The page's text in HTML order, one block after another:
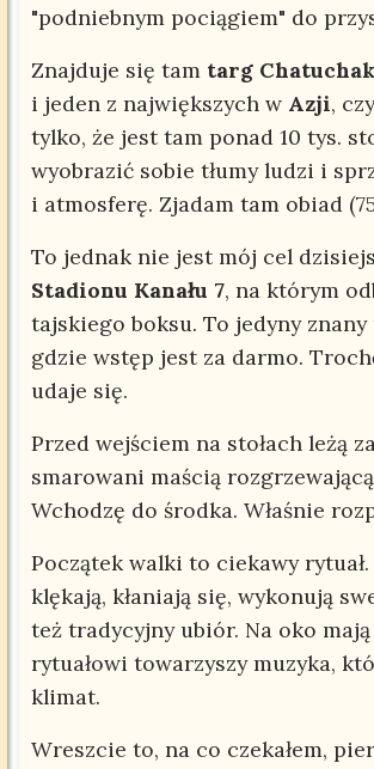
"podniebnym pociągiem" do
Znajduje się tam targ Chatuchak
i jeden z największych w Azji,
tylko, że jest tam ponad 10 tys.
wyobrazić sobie tłumy ludzi i
i atmosferę. Zjadam tam obiad
To jednak nie jest mój cel
Stadionu Kanału 7, na którym
tajskiego boksu. To jedyny
gdzie wstęp jest za darmo.
udaje się.
Przed wejściem na stołach leżą
smarowani maścią
Wchodzę do środka. Właśnie
Początek walki to ciekawy
klękają, kłaniają się, wykonują
też tradycyjny ubiór. Na oko
rytuałowi towarzyszy muzyka,
klimat.
Wreszcie to, na co czekałem,